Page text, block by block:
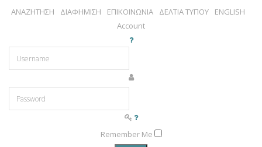
ΑΝΑΖΗΤΗΣΗ ΔΙΑΦΗΜΙΣΗ ΕΠΙΚΟΙΝΩΝΙΑ ΔΕΛΤΙΑ ΤΥΠΟΥ
ENGLISH
Account
Remember Me